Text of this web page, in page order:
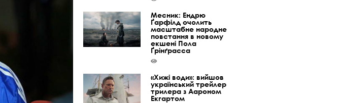
Месник: Ендрю
Ґарфілд очолить
масштабне народне
повстання в новому
екшені Пола
Ґрінґрасса
«Хижі води»: вийшов
український трейлер
трилера з Аароном
Екгартом